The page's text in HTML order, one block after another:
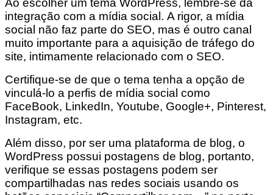
integração com a mídia social. A rigor, a mídia
social não faz parte do SEO, mas é outro canal
muito importante para a aquisição de tráfego do
site, intimamente relacionado com o SEO.
Certifique-se de que o tema tenha a opção de
vinculá-lo a perfis de mídia social como
FaceBook, LinkedIn, Youtube, Google+, Pinterest,
Instagram, etc.
Além disso, por ser uma plataforma de blog, o
WordPress possui postagens de blog, portanto,
verifique se essas postagens podem ser
compartilhadas nas redes sociais usando os